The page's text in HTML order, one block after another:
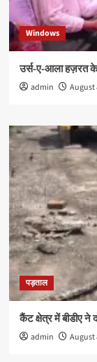
Windows
उर्स-ए-आला हज़रत के
admin August
पड़ताल
कैंट क्षेत्र में बीडीए ने
admin August